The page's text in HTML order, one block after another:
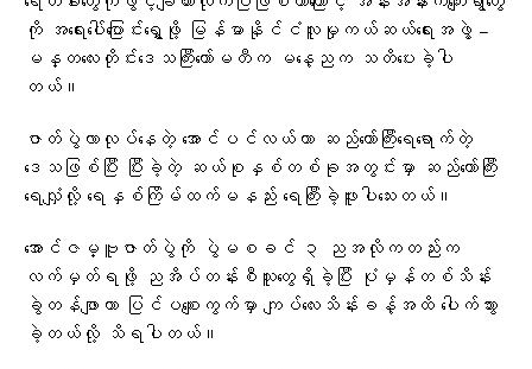
ကို အရေးပေါ်ပြောင်းရွှေ့ဖို့ မြန်မာနိုင်ငံလူမှုကယ်ဆယ်ရေးအဖွဲ့ –
မန္တလေးတိုင်းဒေသကြီးကော်မတီက မနေ့ညက သတိပေးခဲ့ပါ
တယ်။
ဇာတ်ပွဲလာလုပ်နေတဲ့ အောင်ပင်လယ်ဟာ ဆည်တော်ကြီးရေရောက်တဲ့
ဒေသဖြစ်ပြီး ပြီးခဲ့တဲ့ ဆယ်စုနှစ်တစ်ခုအတွင်းမှာ ဆည်တော်ကြီး
ရေလျှံလို့ ရေနှစ်ကြိမ်ထက်မနည်း ရေကြီးခဲ့ဖူးပါသေးတယ်။
အောင်ဇမ္ဗူဇာတ်ပွဲကို ပွဲမစခင် ၃ ညအလိုကတည်းက
လက်မှတ်ရဖို့ ညအိပ်တန်းစီသူတွေရှိခဲ့ပြီး ပုံမှန်တစ်သိန်း
ခွဲတန်ဖျာဟာ ပြင်ပစျေးကွက်မှာ ကျပ်လေးသိန်းခန့်အထိ ပေါက်သွား
ခဲ့တယ်လို့ သိရပါတယ်။